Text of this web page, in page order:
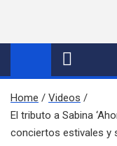
Home
Videos
El tributo a Sabina
conciertos estivales y